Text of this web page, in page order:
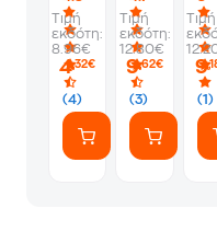
(4)
Τιμή
εκδότη:
8.96€
4,32€
(3)
Τιμή
εκδότη:
12.80€
9,62€
(1)
Τιμή
9